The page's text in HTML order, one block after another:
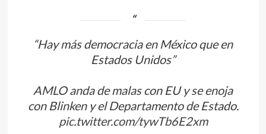
“Hay más democracia en México que en
Estados Unidos”
AMLO anda de malas con EU y se enoja
con Blinken y el Departamento de Estado.
pic.twitter.com/tywTb6E2xm